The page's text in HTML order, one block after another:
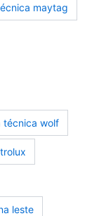
maytag
técnica wolf
leste